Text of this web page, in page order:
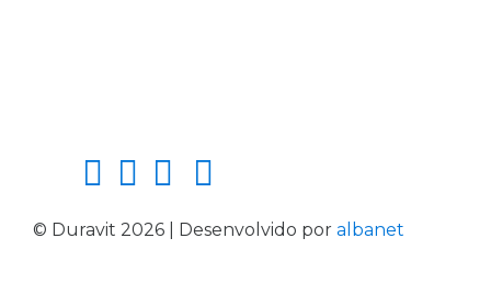
© Duravit 2026 | Desenvolvido por albanet